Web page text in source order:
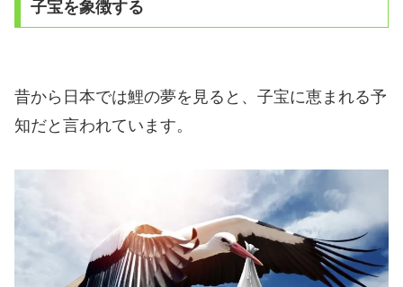
子宝を象徴する
昔から日本では鯉の夢を見ると、子宝に恵まれる予
知だと言われています。